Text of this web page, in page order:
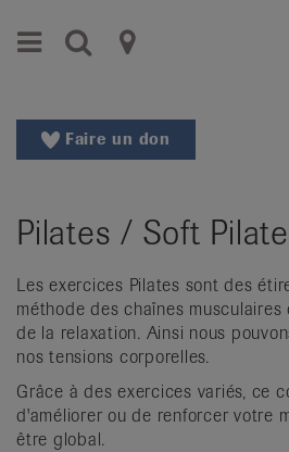
vers
au
Aller
Changer
région
Changer
de
langue:
de
Faire un don
Pilates / Soft
Les exercices Pilates sont des
méthode des chaînes
de la relaxation. Ainsi nous
nos tensions corporelles.
Grâce à des exercices variés, ce
d'améliorer ou de renforcer votre
être global.
Menu Recherche
Ligues
contre
le
|
nationales
de
patients